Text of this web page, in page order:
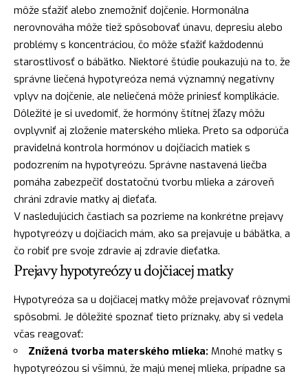
môže sťažiť alebo znemožniť dojčenie. Hormonálna
nerovnováha môže tiež spôsobovať únavu, depresiu alebo
problémy s koncentráciou, čo môže sťažiť každodennú
starostlivosť o bábätko. Niektoré štúdie poukazujú na to, že
správne liečená hypotyreóza nemá významný negatívny
vplyv na dojčenie, ale neliečená môže priniesť komplikácie.
Dôležité je si uvedomiť, že hormóny štítnej žľazy môžu
ovplyvniť aj zloženie materského mlieka. Preto sa odporúča
pravidelná kontrola hormónov u dojčiacich matiek s
podozrením na hypotyreózu. Správne nastavená liečba
pomáha zabezpečiť dostatočnú tvorbu mlieka a zároveň
chráni zdravie matky aj dieťaťa.
V nasledujúcich častiach sa pozrieme na konkrétne prejavy
hypotyreózy u dojčiacich mám, ako sa prejavuje u bábätka, a
čo robiť pre svoje zdravie aj zdravie dieťatka.
Prejavy hypotyreózy u dojčiacej matky
Hypotyreóza sa u dojčiacej matky môže prejavovať rôznymi
spôsobmi. Je dôležité spoznať tieto príznaky, aby si vedela
včas reagovať:
Znížená tvorba materského mlieka: Mnohé matky s
hypotyreózou si všimnú, že majú menej mlieka, prípadne sa